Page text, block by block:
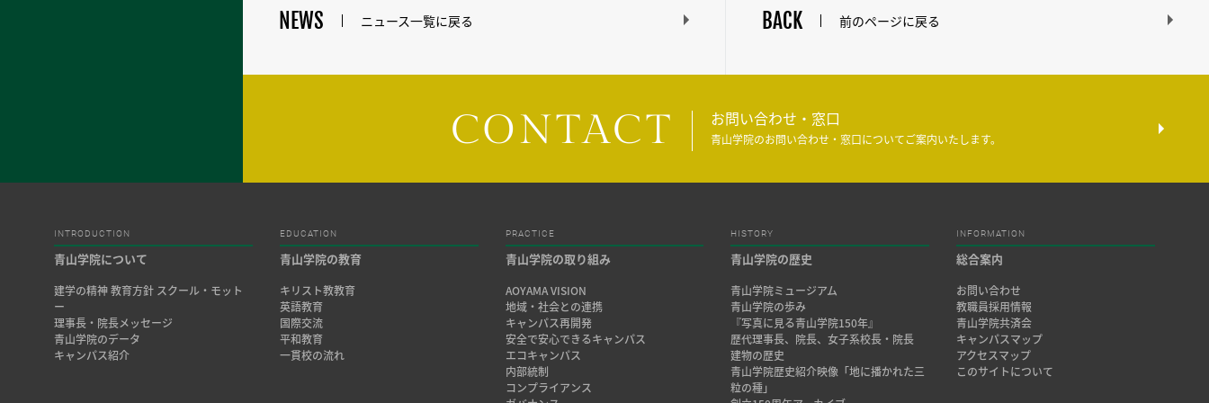
NEWS ニュース一覧に戻る BACK 前のページに戻る
CONTACT お問い合わせ・窓口
青山学院のお問い合わせ・窓口についてご案内いたします。
INTRODUCTION
青山学院について
建学の精神 教育方針 スクール・モット
ー
理事長・院長メッセージ
青山学院のデータ
キャンパス紹介
EDUCATION
青山学院の教育
キリスト教教育
英語教育
国際交流
平和教育
一貫校の流れ
PRACTICE
青山学院の取り組み
AOYAMA VISION
地域・社会との連携
キャンパス再開発
安全で安心できるキャンパス
エコキャンパス
内部統制
コンプライアンス
HISTORY
青山学院の歴史
青山学院ミュージアム
青山学院の歩み
『写真に見る青山学院150年』
歴代理事長、院長、女子系校長・院長
建物の歴史
青山学院歴史紹介映像「地に播かれた三
粒の種」
INFORMATION
総合案内
お問い合わせ
教職員採用情報
青山学院共済会
キャンパスマップ
アクセスマップ
このサイトについて